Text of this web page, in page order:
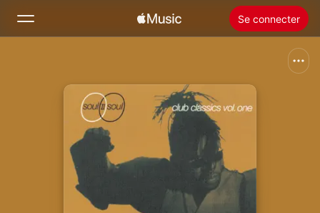
Se connecter
Nouveautés
Installer Apple Music